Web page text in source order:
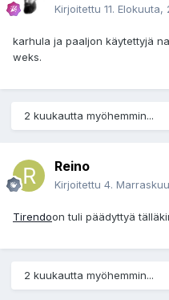
Kirjoitettu 11. Elokuuta,
karhula ja paaljon käytettyjä
weks.
2 kuukautta myöhemmin...
Reino
Kirjoitettu 4.
Tirendoon tuli päädyttyä
2 kuukautta myöhemmin...